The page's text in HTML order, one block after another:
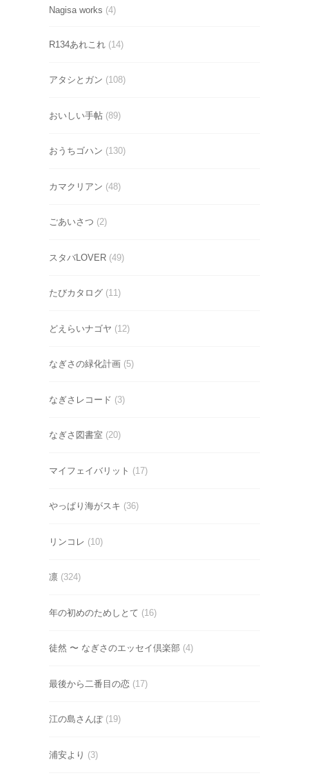
Nagisa works (4)
R134あれこれ (14)
アタシとガン (108)
おいしい手帖 (89)
おうちゴハン (130)
カマクリアン (48)
ごあいさつ (2)
スタバLOVER (49)
たびカタログ (11)
どえらいナゴヤ (12)
なぎさの緑化計画 (5)
なぎさレコード (3)
なぎさ図書室 (20)
マイフェイバリット (17)
やっぱり海がスキ (36)
リンコレ (10)
凛 (324)
年の初めのためしとて (16)
徒然 〜 なぎさのエッセイ倶楽部 (4)
最後から二番目の恋 (17)
江の島さんぽ(19)
浦安より (3)